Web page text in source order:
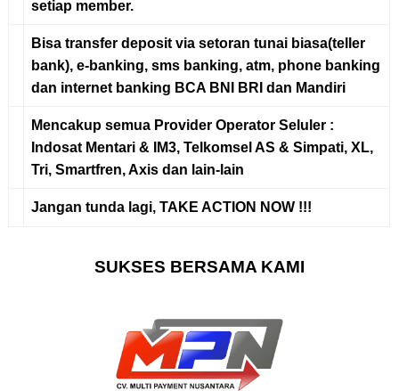
setiap member.
Bisa transfer deposit via setoran tunai biasa(teller
bank), e-banking, sms banking, atm, phone banking
dan internet banking BCA BNI BRI dan Mandiri
Mencakup semua Provider Operator Seluler :
Indosat Mentari & IM3, Telkomsel AS & Simpati, XL,
Tri, Smartfren, Axis dan lain-lain
Jangan tunda lagi,TAKE ACTION NOW !!!
SUKSES BERSAMA KAMI